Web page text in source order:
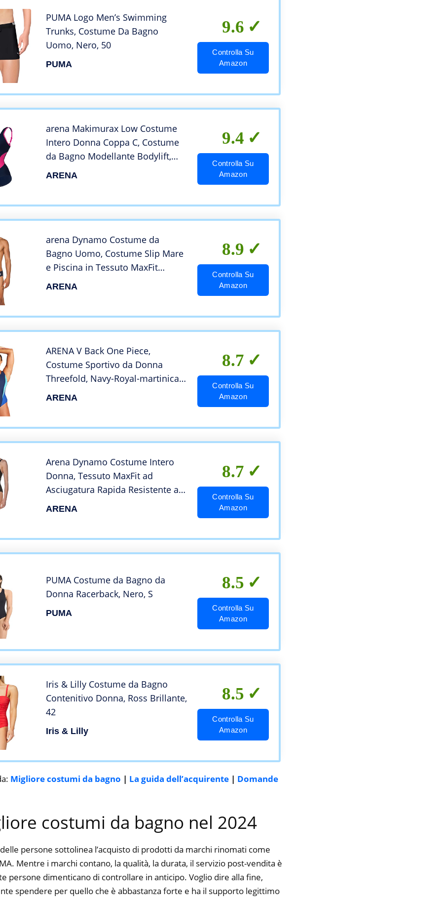
PUMA Logo Men’s Swimming
Trunks, Costume Da Bagno
Uomo, Nero, 50
PUMA
9.6
Controlla Su
Amazon
arena Makimurax Low Costume
Intero Donna Coppa C, Costume
da Bagno Modellante Bodylift,
Tecnologia Power Mesh e Tessuto
ARENA
9.4
Controlla Su
Amazon
arena Dynamo Costume da
Bagno Uomo, Costume Slip Mare
e Piscina in Tessuto MaxFit
Resistente al Cloro e al Sale,
ARENA
8.9
Controlla Su
Amazon
ARENA V Back One Piece,
Costume Sportivo da Donna
Threefold, Navy-Royal-martinica,
42
ARENA
8.7
Controlla Su
Amazon
Arena Dynamo Costume Intero
Donna, Tessuto MaxFit ad
Asciugatura Rapida Resistente a
Cloro e Sale, Protezione UV UPF
ARENA
8.7
Controlla Su
Amazon
PUMA Costume da Bagno da
Donna Racerback, Nero, S
PUMA
8.5
Controlla Su
Amazon
Iris & Lilly Costume da Bagno
Contenitivo Donna, Ross Brillante,
42
Iris & Lilly
8.5
Controlla Su
Amazon
Migliore costumi da bagno | La guida dell’acquirente | Domande
costumi da bagno nel 2024
persone sottolinea l’acquisto di prodotti da marchi rinomati come
Mentre i marchi contano, la qualità, la durata, il servizio post-vendita è
persone dimenticano di controllare in anticipo. Voglio dire alla fine,
spendere per quello che è abbastanza forte e ha il supporto legittimo